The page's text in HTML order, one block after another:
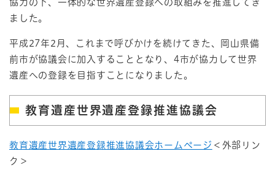
協力の下、一体的な世界遺産登録への取組みを推進してき
ました。
平成27年2月、これまで呼びかけを続けてきた、岡山県備
前市が協議会に加入することとなり、4市が協力して世界
遺産への登録を目指すことになりました。
教育遺産世界遺産登録推進協議会
教育遺産世界遺産登録推進協議会ホームページ ＜外部リン
ク＞